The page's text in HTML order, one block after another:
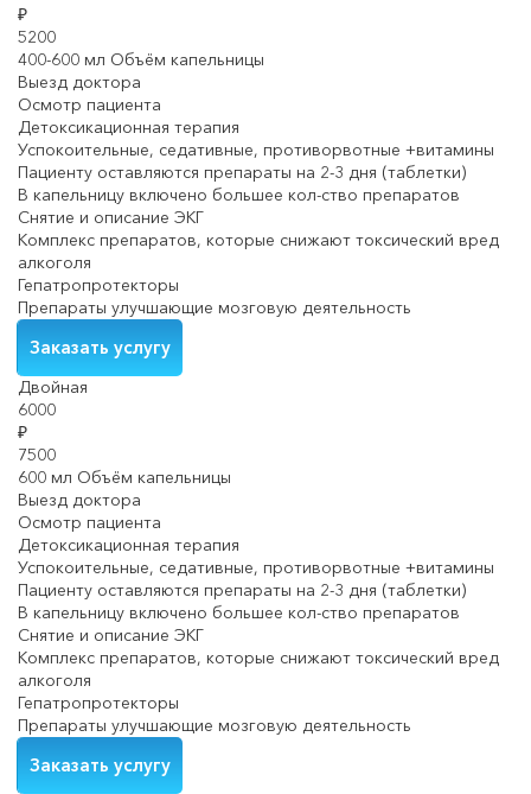
₽
5200
400-600 мл Объём капельницы
Выезд доктора
Осмотр пациента
Детоксикационная терапия
Успокоительные, седативные, противорвотные +витамины
Пациенту оставляются препараты на 2-3 дня (таблетки)
В капельницу включено большее кол-ство препаратов
Снятие и описание ЭКГ
Комплекс препаратов, которые снижают токсический вред
алкоголя
Гепатропротекторы
Препараты улучшающие мозговую деятельность
Заказать услугу
Двойная
6000
₽
7500
600 мл Объём капельницы
Выезд доктора
Осмотр пациента
Детоксикационная терапия
Успокоительные, седативные, противорвотные +витамины
Пациенту оставляются препараты на 2-3 дня (таблетки)
В капельницу включено большее кол-ство препаратов
Снятие и описание ЭКГ
Комплекс препаратов, которые снижают токсический вред
алкоголя
Гепатропротекторы
Препараты улучшающие мозговую деятельность
Заказать услугу